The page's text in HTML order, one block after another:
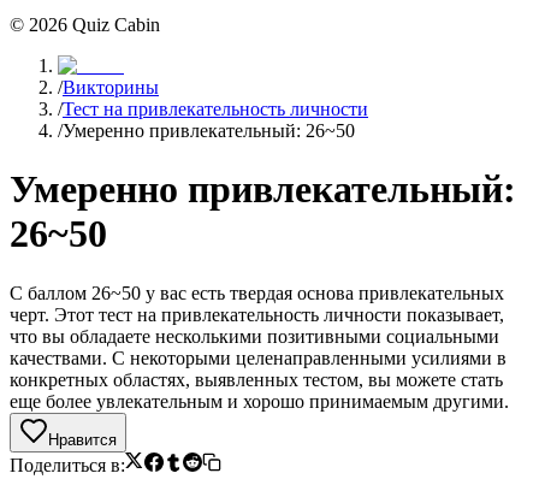
© 2026 Quiz Cabin
/Викторины
/Тест на привлекательность личности
/Умеренно привлекательный: 26~50
Умеренно привлекательный:
26~50
С баллом 26~50 у вас есть твердая основа привлекательных
черт. Этот тест на привлекательность личности показывает,
что вы обладаете несколькими позитивными социальными
качествами. С некоторыми целенаправленными усилиями в
конкретных областях, выявленных тестом, вы можете стать
еще более увлекательным и хорошо принимаемым другими.
Нравится
Поделиться в: